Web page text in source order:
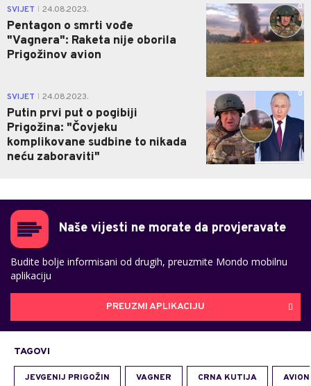
SVIJET 24.08.2023.
Pentagon o smrti vođe
"Vagnera": Raketa nije oborila
Prigožinov avion
0
SVIJET 24.08.2023.
Putin prvi put o pogibiji
Prigožina: "Čovjeku
komplikovane sudbine to nikada
neću zaboraviti"
0
Naše vijesti ne morate da provjeravate
Budite bolje informisani od drugih, preuzmite Mondo mobilnu
aplikaciju
PREUZMI APLIKACIJU
TAGOVI
JEVGENIJ PRIGOŽIN VAGNER CRNA KUTIJA AVION